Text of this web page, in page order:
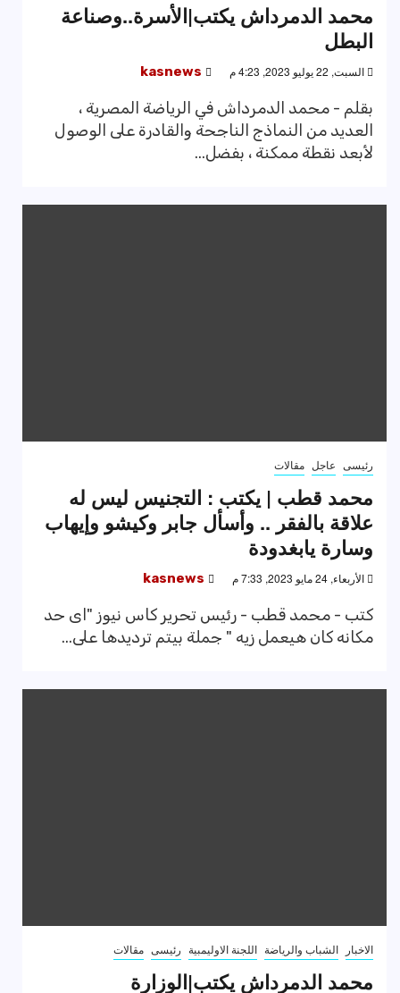
محمد الدمرداش يكتب|الأسرة..وصناعة
البطل
السبت, 22 يوليو 2023, 4:23 م kasnews
بقلم - محمد الدمرداش في الرياضة المصرية ،
العديد من النماذج الناجحة والقادرة على الوصول
لأبعد نقطة ممكنة ، بفضل...
رئيسى عاجل مقالات
محمد قطب | يكتب : التجنيس ليس له
علاقة بالفقر .. وأسأل جابر وكيشو وإيهاب
وسارة يابغدودة
الأربعاء, 24 مايو 2023, 7:33 م kasnews
كتب - محمد قطب - رئيس تحرير كاس نيوز "اى حد
مكانه كان هيعمل زيه " جملة بيتم ترديدها على...
الاخبار الشباب والرياضة اللجنة الاوليمبية رئيسى مقالات
محمد الدمرداش يكتب|الوزارة